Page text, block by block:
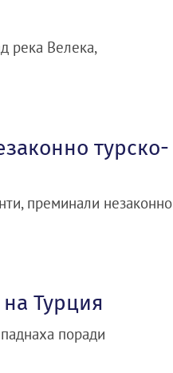
река Велека,
турско-
преминали незаконно
Турция
поради